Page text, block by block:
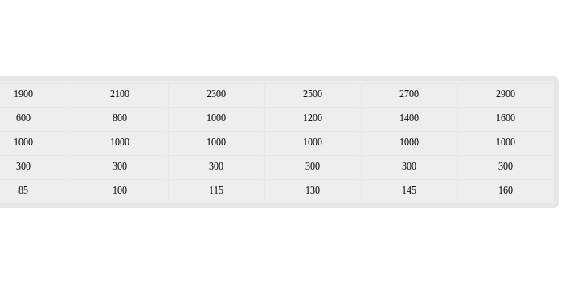
1900 2100 2300 2500 2700 2900
600 800 1000 1200 1400 1600
1000 1000 1000 1000 1000 1000
300 300 300 300 300 300
85 100 115 130 145 160